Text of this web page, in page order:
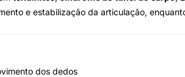
e estabilização da articulação,
dos dedos